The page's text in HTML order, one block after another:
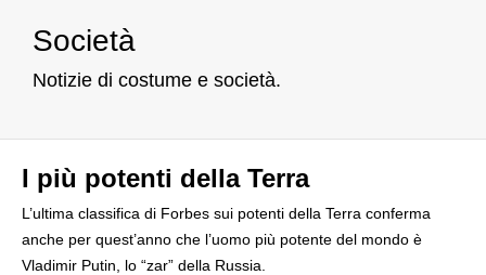
Società
Notizie di costume e società.
I più potenti della Terra
L’ultima classifica di Forbes sui potenti della Terra conferma
anche per quest’anno che l’uomo più potente del mondo è
Vladimir Putin, lo “zar” della Russia.